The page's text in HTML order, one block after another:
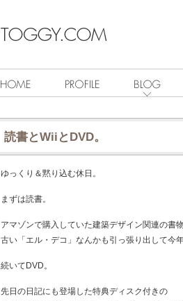
読書とWiiとDVD。
ゆっくり＆黙り込む休日。
まずは読書。
アマゾンで購入していた建築デザイン関連の書物
古い「エル・デコ」なんかも引っ張り出して今
続いてDVD。
先日の日記にも登場した特典ディスク付きの